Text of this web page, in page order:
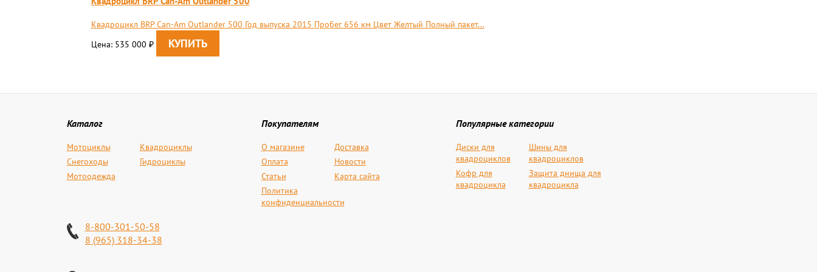
Квадроцикл BRP Can-Am Outlander 500 Год выпуска 2015 Пробег 656 км Цвет Желтый Полный пакет...
Цена: 535 000 ₽
Каталог
Мотоциклы
Квадроциклы
Снегоходы
Гидроциклы
Мотоодежда
Покупателям
О магазине
Доставка
Оплата
Новости
Статьи
Карта сайта
Политика
конфиденциальности
Популярные категории
Диски для
квадроциклов
Шины для
квадроциклов
Кофр для
квадроцикла
Защита днища для
квадроцикла
8-800-301-50-58
8 (965) 318-34-38